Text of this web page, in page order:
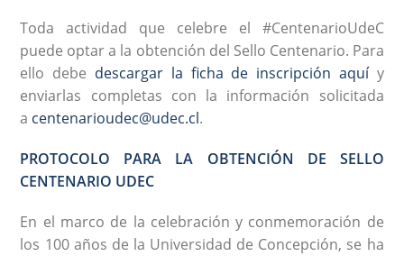
Toda actividad que celebre el #CentenarioUdeC
puede optar a la obtención del Sello Centenario. Para
ello debe descargar la ficha de inscripción aquí y
enviarlas completas con la información solicitada
a centenarioudec@udec.cl.
PROTOCOLO PARA LA OBTENCIÓN DE SELLO
CENTENARIO UDEC
En el marco de la celebración y conmemoración de
los 100 años de la Universidad de Concepción, se ha